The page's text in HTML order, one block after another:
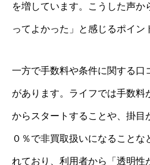
を増しています。こうした声か
ってよかった」と感じるポイン
一方で手数料や条件に関する口
があります。ライフでは手数料
からスタートすることや、掛目
０％で非買取扱いになることな
れており、利用者から「透明性